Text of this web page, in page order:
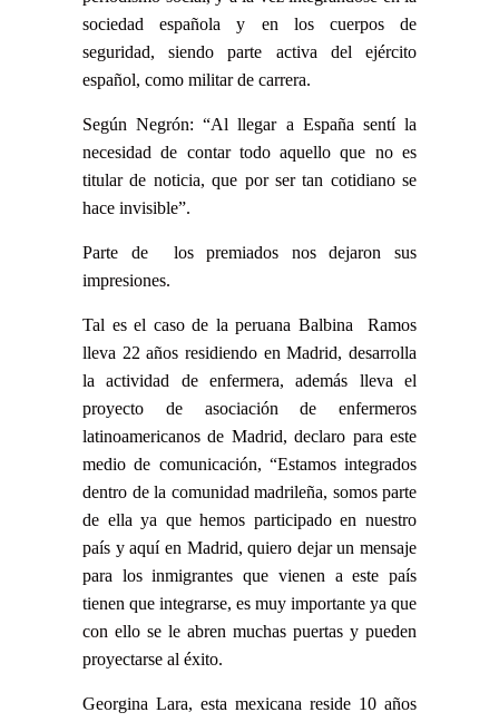
sociedad española y en los cuerpos de
seguridad, siendo parte activa del ejército
español, como militar de carrera.
Según Negrón: “Al llegar a España sentí la
necesidad de contar todo aquello que no es
titular de noticia, que por ser tan cotidiano se
hace invisible”.
Parte de los premiados nos dejaron sus
impresiones.
Tal es el caso de la peruana Balbina Ramos
lleva 22 años residiendo en Madrid, desarrolla
la actividad de enfermera, además lleva el
proyecto de asociación de enfermeros
latinoamericanos de Madrid, declaro para este
medio de comunicación, “Estamos integrados
dentro de la comunidad madrileña, somos parte
de ella ya que hemos participado en nuestro
país y aquí en Madrid, quiero dejar un mensaje
para los inmigrantes que vienen a este país
tienen que integrarse, es muy importante ya que
con ello se le abren muchas puertas y pueden
proyectarse al éxito.
Georgina Lara, esta mexicana reside 10 años